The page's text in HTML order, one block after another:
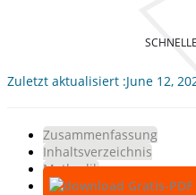
Zuletzt aktualisiert :June 12,
Zusammenfassung
Inhaltsverzeichnis
Methodik
Gratis-